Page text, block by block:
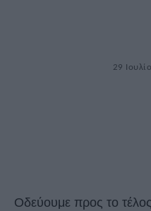
29
Οδεύουμε προς το τέλος